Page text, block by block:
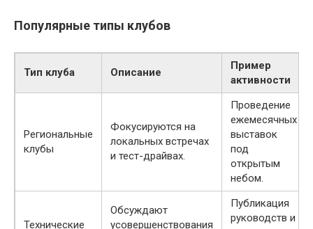
Популярные типы клубов
Тип клуба Описание
Пример
активности
Региональные
клубы
Фокусируются на
локальных встречах
и тест-драйвах.
Проведение
ежемесячных
выставок
под
открытым
небом.
Технические
Обсуждают
усовершенствования
Публикация
руководств и